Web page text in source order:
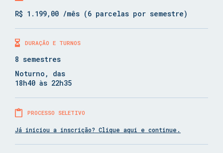
R$ 1.199,00 /mês (6 parcelas por semestre)
DURAÇÃO E TURNOS
8 semestres
Noturno, das
18h40 às 22h35
PROCESSO SELETIVO
Já iniciou a inscrição? Clique aqui e continue.